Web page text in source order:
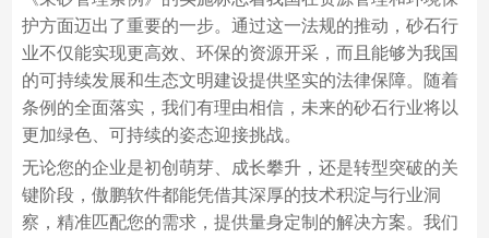
护方面迈出了重要的一步。通过这一法规的推动，砂石行
业不仅能实现更高效、环保的资源开采，而且能够为我国
的可持续发展和生态文明建设提供坚实的法律保障。随着
条例的全面落实，我们有理由相信，未来的砂石行业将以
更加绿色、可持续的姿态迎接挑战。
无论您的企业是初创萌芽、成长攀升，还是转型突破的关
键阶段，傲鹏软件都能凭借其深厚的技术积淀与行业洞
察，精准匹配您的需求，提供量身定制的解决方案。我们